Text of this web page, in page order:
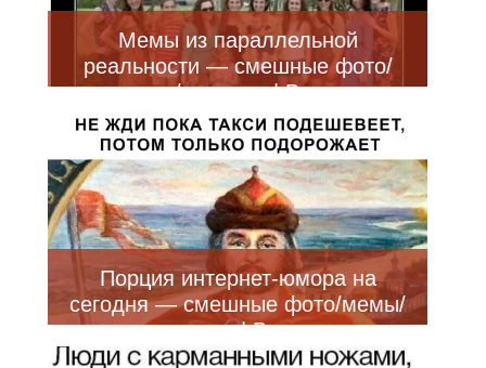
Мемы из параллельной
реальности — смешные фото/
мемы/приколы | Bugaga
Порция интернет-юмора на
сегодня — смешные фото/мемы/
приколы | Bugaga